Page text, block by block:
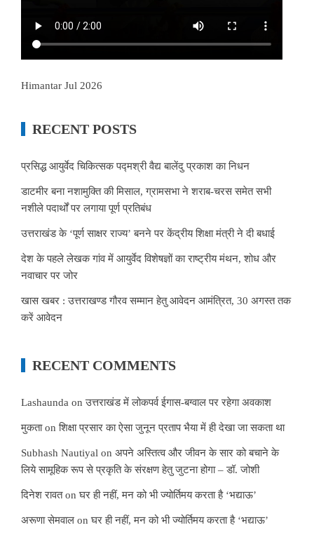
Himantar Jul 2026
RECENT POSTS
प्रसिद्ध आयुर्वेद चिकित्सक पद्मश्री वैद्य बालेंदु प्रकाश का निधन
डाटमीर बना नशामुक्ति की मिसाल, ग्रामसभा ने शराब-चरस समेत सभी
नशीले पदार्थों पर लगाया पूर्ण प्रतिबंध
उत्तराखंड के ‘पूर्ण साक्षर राज्य’ बनने पर केंद्रीय शिक्षा मंत्री ने दी बधाई
देश के पहले लेखक गांव में आयुर्वेद विशेषज्ञों का राष्ट्रीय मंथन, शोध और
नवाचार पर जोर
खास खबर : उत्तराखण्ड गौरव सम्मान हेतु आवेदन आमंत्रित, 30 अगस्त तक
करें आवेदन
RECENT COMMENTS
Lashaunda onउत्तराखंड में लोकपर्व ईगास-बग्वाल पर रहेगा अवकाश
मुकताonशिक्षा प्रसार का ऐसा जुनून प्रताप भैया में ही देखा जा सकता था
Subhash Nautiyal on अपने अस्तित्व और जीवन के सार को बचाने के
लिये सामूहिक रूप से प्रकृति के संरक्षण हेतु जुटना होगा – डॉ. जोशी
दिनेश रावतonघर ही नहीं, मन को भी ज्योर्तिमय करता है ‘भद्याऊ’
अरूणा सेमवाल onघर ही नहीं, मन को भी ज्योर्तिमय करता है ‘भद्याऊ’